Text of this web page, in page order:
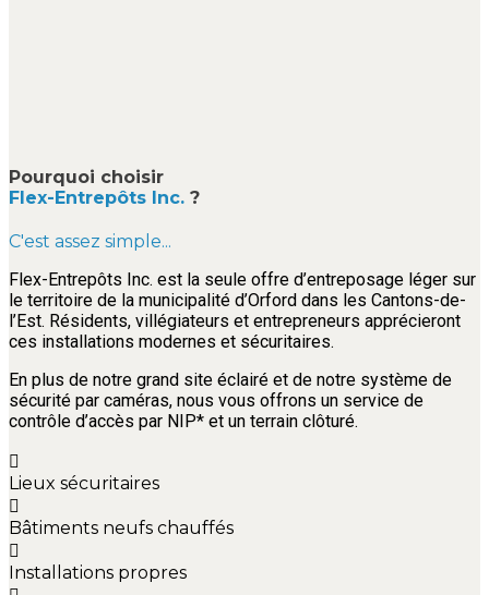
Pourquoi choisir
Flex-Entrepôts Inc. ?
C'est assez simple...
Flex-Entrepôts Inc. est la seule offre d’entreposage léger sur
le territoire de la municipalité d’Orford dans les Cantons-de-
l’Est. Résidents, villégiateurs et entrepreneurs apprécieront
ces installations modernes et sécuritaires.
En plus de notre grand site éclairé et de notre système de
sécurité par caméras, nous vous offrons un service de
contrôle d’accès par NIP* et un terrain clôturé.
Lieux sécuritaires
Bâtiments neufs chauffés
Installations propres